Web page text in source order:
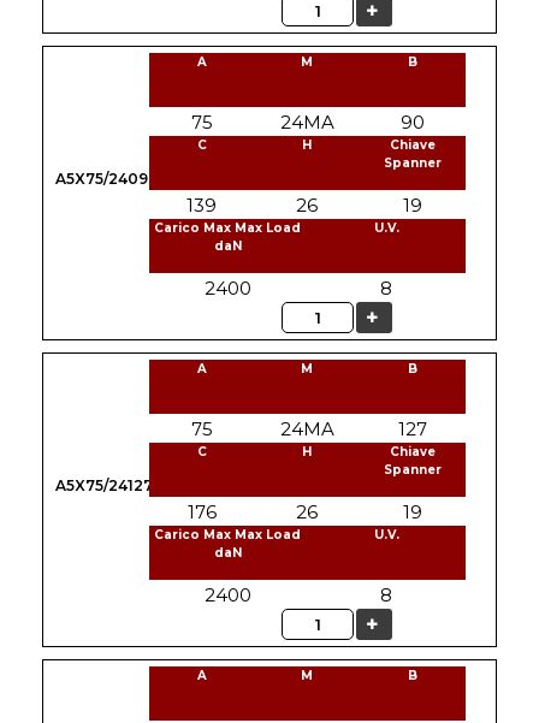
Quantità
A5X75/24090
A
75
M
24MA
B
90
C
139
H
26
Chiave
Spanner
19
Carico Max Max Load
daN
2400
U.V.
8
Quantità
A5X75/24127
A
75
M
24MA
B
127
C
176
H
26
Chiave
Spanner
19
Carico Max Max Load
daN
2400
U.V.
8
Quantità
A M B